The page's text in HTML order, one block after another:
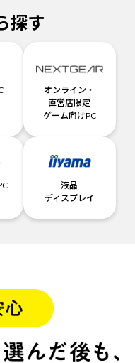
探す
オンライン・
直営店限定
ゲーム向けPC
液晶
ディスプレイ